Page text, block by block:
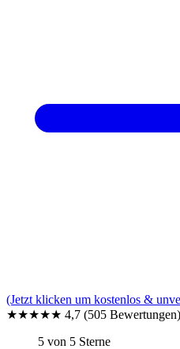
(Jetzt klicken um kostenlos &
★★★★★ 4,7 (505 Bewertungen)
5 von 5 Sterne